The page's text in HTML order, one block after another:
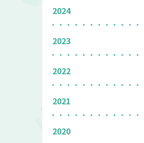
2024
2023
2022
2021
2020